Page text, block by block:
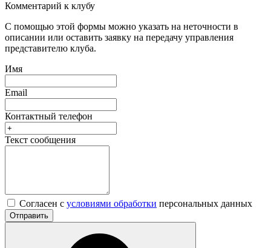
Комментарий к клубу
С помощью этой формы можно указать на неточности в
описании или оставить заявку на передачу управления
представителю клуба.
Имя
Email
Контактный телефон
Текст сообщения
Согласен с условиями обработки персональных данных
Отправить